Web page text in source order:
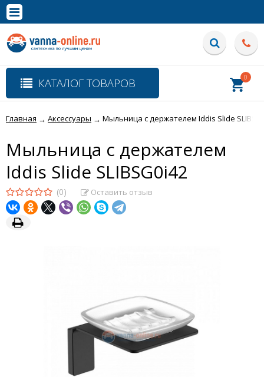
Полная версия сайта
КАТАЛОГ ТОВАРОВ 0
Главная → Аксессуары → Мыльница с держателем Iddis Slide
Мыльница с держателем
Iddis Slide SLIBSG0i42
(0) Оставить отзыв